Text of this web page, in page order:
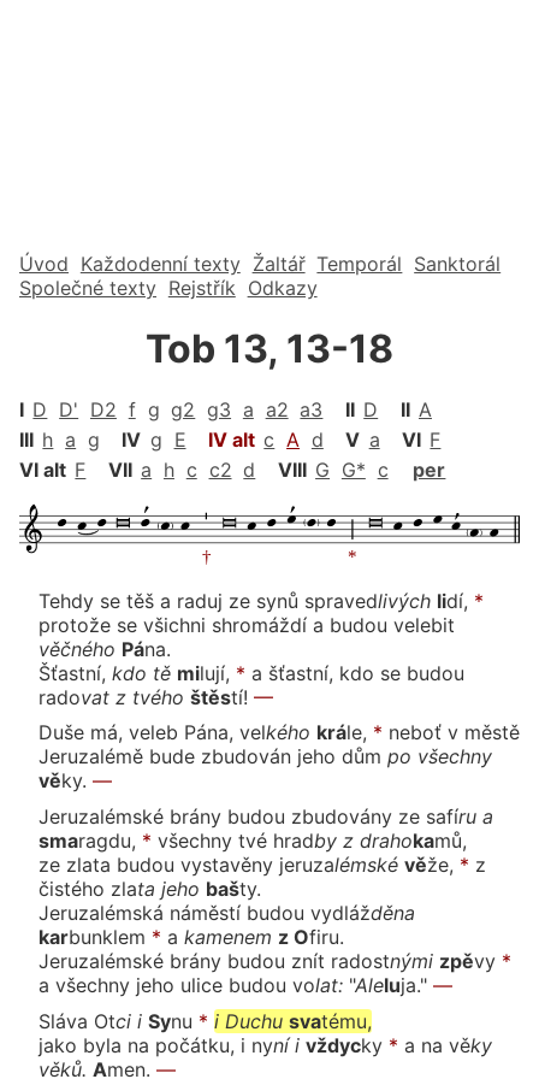
Úvod Každodenní texty Žaltář Temporál Sanktorál
Společné texty Rejstřík Odkazy
Tob 13, 13-18
I D D' D2 f g g2 g3 a a2 a3 II D II A
III h a g IV g E IV alt c A d V a VI F
VI alt F VII a h c c2 d VIII G G* c per
Tehdy se těš a raduj ze synů spravedlivých lidí, *
protože se všichni shromáždí a budou velebit
věčného Pána.
Šťastní, kdo tě milují, * a šťastní, kdo se budou
radovat z tvého štěstí! —
Duše má, veleb Pána, velkého krále, * neboť v městě
Jeruzalémě bude zbudován jeho dům po všechny
věky. —
Jeruzalémské brány budou zbudovány ze safíru a
smaragdu, * všechny tvé hradby z drahokamů,
ze zlata budou vystavěny jeruzalémské věže, * z
čistého zlata jeho bašty.
Jeruzalémská náměstí budou vydlážděna
karbunklem * a kamenem z Ofiru.
Jeruzalémské brány budou znít radostnými zpěvy *
a všechny jeho ulice budou volat: "Aleluja." —
Sláva Otci i Synu * i Duchu svatému,
jako byla na počátku, i nyní i vždycky * a na věky
věků. Amen. —